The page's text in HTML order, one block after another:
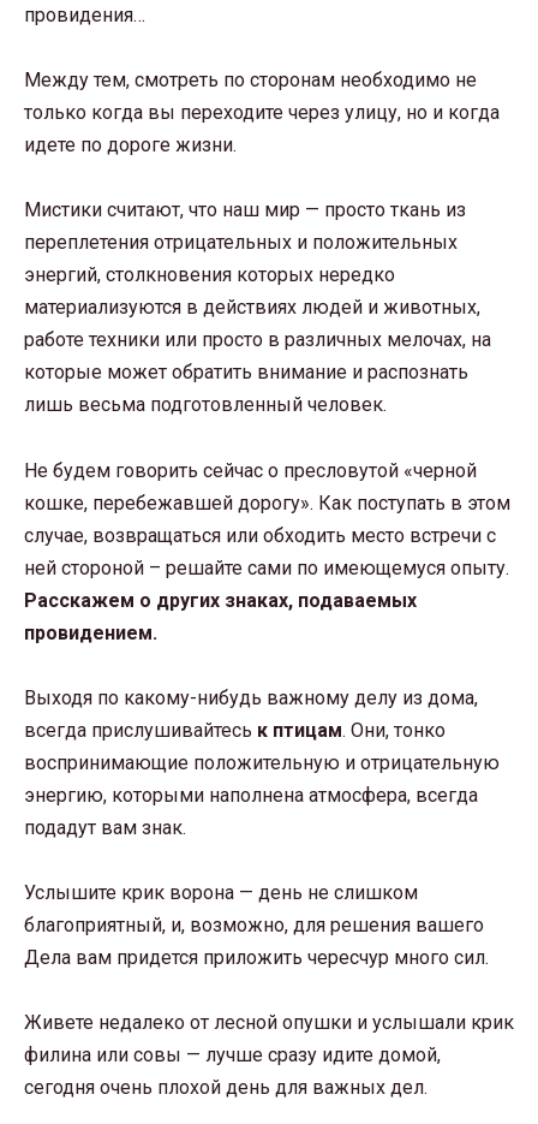
провидения…
Между тем, смотреть по сторонам необходимо не
только когда вы переходите через улицу, но и когда
идете по дороге жизни.
Мистики считают, что наш мир — просто ткань из
переплетения отрицательных и положительных
энергий, столкновения которых нередко
материализуются в действиях людей и животных,
работе техники или просто в различных мелочах, на
которые может обратить внимание и распознать
лишь весьма подготовленный человек.
Не будем говорить сейчас о пресловутой «черной
кошке, перебежавшей дорогу». Как поступать в этом
случае, возвращаться или обходить место встречи с
ней стороной – решайте сами по имеющемуся опыту.
Расскажем о других знаках, подаваемых
провидением.
Выходя по какому-нибудь важному делу из дома,
всегда прислушивайтесь к птицам. Они, тонко
воспринимающие положительную и отрицательную
энергию, которыми наполнена атмосфера, всегда
подадут вам знак.
Услышите крик ворона — день не слишком
благоприятный, и, возможно, для решения вашего
Дела вам придется приложить чересчур много сил.
Живете недалеко от лесной опушки и услышали крик
филина или совы — лучше сразу идите домой,
сегодня очень плохой день для важных дел.